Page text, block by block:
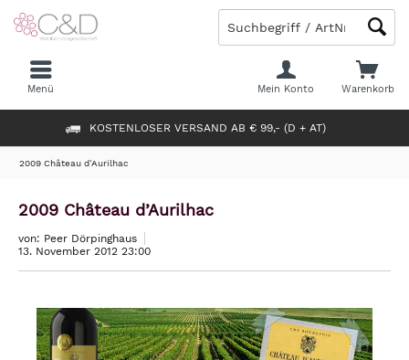
KOSTENLOSER VERSAND AB € 99,- (D + AT)
Warenkorb
Mein Konto
Menü
2009 Château d’Aurilhac
2009 Château d’Aurilhac
von: Peer Dörpinghaus
13. November 2012 23:00